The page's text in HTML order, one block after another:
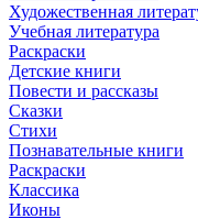
Художественная
Учебная литература
Раскраски
Детские книги
Повести и рассказы
Сказки
Стихи
Познавательные книги
Раскраски
Классика
Иконы